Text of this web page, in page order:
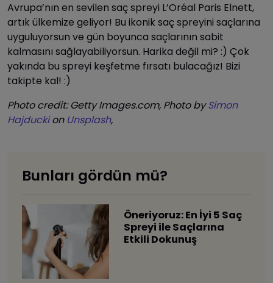
Avrupa’nın en sevilen saç spreyi L’Oréal Paris Elnett,
artık ülkemize geliyor! Bu ikonik saç spreyini saçlarına
uyguluyorsun ve gün boyunca saçlarının sabit
kalmasını sağlayabiliyorsun. Harika değil mi? :) Çok
yakında bu spreyi keşfetme fırsatı bulacağız! Bizi
takipte kal! :)
Photo credit: Getty Images.com, Photo bySimon
Hajduckion Unsplash,
Bunları gördün mü?
​Öneriyoruz: En İyi 5 Saç
Spreyi ile Saçlarına
Etkili Dokunuş